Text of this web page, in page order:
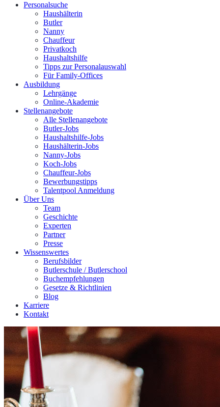
Personalsuche
Haushälterin
Butler
Nanny
Chauffeur
Privatkoch
Haushaltshilfe
Tipps zur Personalauswahl
Für Family-Offices
Ausbildung
Lehrgänge
Online-Akademie
Stellenangebote
Alle Stellenangebote
Butler-Jobs
Haushaltshilfe-Jobs
Haushälterin-Jobs
Nanny-Jobs
Koch-Jobs
Chauffeur-Jobs
Bewerbungstipps
Talentpool Anmeldung
Über Uns
Team
Geschichte
Experten
Partner
Presse
Wissenswertes
Berufsbilder
Butlerschule / Butlerschool
Buchempfehlungen
Gesetze & Richtlinien
Blog
Karriere
Kontakt